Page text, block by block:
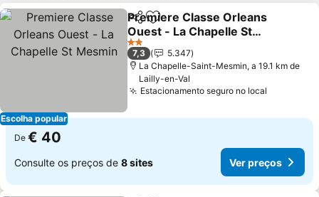
Escolha popular
PartilharAdicionar aos favoritos
Premiere Classe Orleans
Ouest - La Chapelle St
Mesmin
2 Estrelas
7,3
5.347
La Chapelle-Saint-Mesmin, a 19.1 km de
Lailly-en-Val
Estacionamento seguro no local
De € 40
Consulte os preços de 8 sites Ver preços